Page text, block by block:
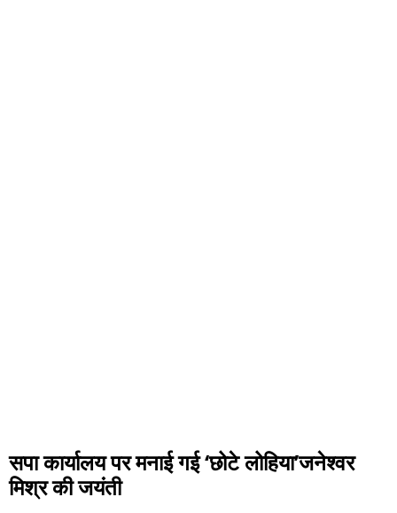
सपा कार्यालय पर मनाई गई ‘छोटे लोहिया’जनेश्वर
मिश्र की जयंती